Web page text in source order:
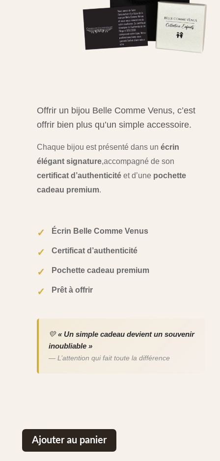
Offrir un bijou Belle Comme Venus, c’est
offrir bien plus qu’un simple accessoire.
Chaque bijou est présenté dans un écrin
élégant signature,accompagné de son
certificat d’authenticitéet d’une pochette
cadeau premium.
✓ Écrin Belle Comme Venus
✓ Certificat d’authenticité
✓ Pochette cadeau premium
✓ Prêt à offrir
💛« Un simple cadeau devient un souvenir
inoubliable »
— L’attention qui fait toute la différence
Ajouter au panier